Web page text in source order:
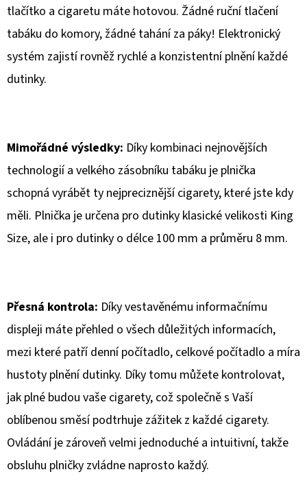
tlačítko a cigaretu máte hotovou. Žádné ruční tlačení
tabáku do komory, žádné tahání za páky! Elektronický
systém zajistí rovněž rychlé a konzistentní plnění každé
dutinky.
Mimořádné výsledky: Díky kombinaci nejnovějších
technologií a velkého zásobníku tabáku je plnička
schopná vyrábět ty nejpreciznější cigarety, které jste kdy
měli. Plnička je určena pro dutinky klasické velikosti King
Size, ale i pro dutinky o délce 100 mm a průměru 8 mm.
Přesná kontrola: Díky vestavěnému informačnímu
displeji máte přehled o všech důležitých informacích,
mezi které patří denní počítadlo, celkové počítadlo a míra
hustoty plnění dutinky. Díky tomu můžete kontrolovat,
jak plné budou vaše cigarety, což společně s Vaší
oblíbenou směsí podtrhuje zážitek z každé cigarety.
Ovládání je zároveň velmi jednoduché a intuitivní, takže
obsluhu plničky zvládne naprosto každý.